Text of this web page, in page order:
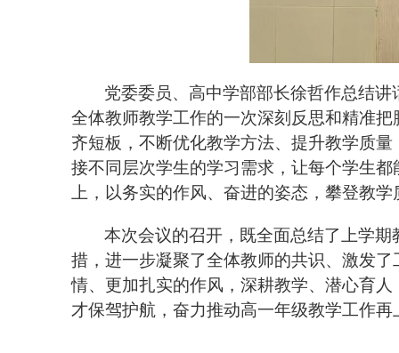
党委委员、高中学部部长徐哲作总结
全体教师教学工作的一次深刻反思和精准
齐短板，不断优化教学方法、提升教学质
接不同层次学生的学习需求，让每个学生
上，以务实的作风、奋进的姿态，攀登教
本次会议的召开，既全面总结了上学
措，进一步凝聚了全体教师的共识、激发
情、更加扎实的作风，深耕教学、潜心育
才保驾护航，奋力推动高一年级教学工作再